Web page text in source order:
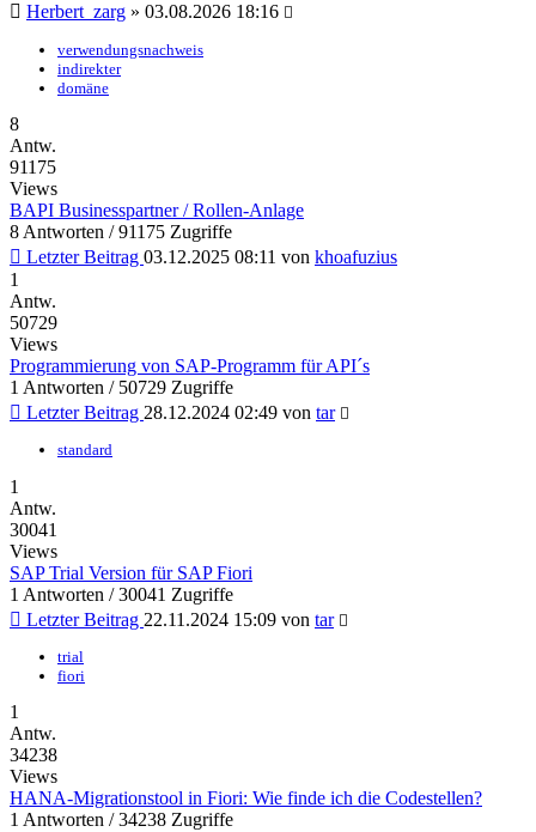
Herbert_zarg » 03.08.2026 18:16
verwendungsnachweis
indirekter
domäne
8
Antw.
91175
Views
BAPI Businesspartner / Rollen-Anlage
8 Antworten / 91175 Zugriffe
Letzter Beitrag 03.12.2025 08:11 von khoafuzius
1
Antw.
50729
Views
Programmierung von SAP-Programm für API´s
1 Antworten / 50729 Zugriffe
Letzter Beitrag 28.12.2024 02:49 von tar
standard
1
Antw.
30041
Views
SAP Trial Version für SAP Fiori
1 Antworten / 30041 Zugriffe
Letzter Beitrag 22.11.2024 15:09 von tar
trial
fiori
1
Antw.
34238
Views
HANA-Migrationstool in Fiori: Wie finde ich die Codestellen?
1 Antworten / 34238 Zugriffe